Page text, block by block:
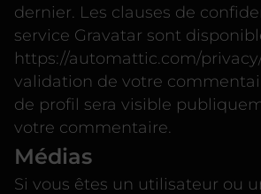
dernier. Les clauses de
service Gravatar sont
https://automattic.com/
validation de votre
de profil sera visible
votre commentaire.
Médias
Si vous êtes un utilisateur ou